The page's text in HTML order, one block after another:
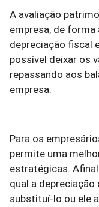
A avaliação
empresa, de
depreciação fiscal
possível deixar os
repassando aos
empresa.
Para os
permite uma
estratégicas.
qual a depreciação
substituí-lo ou ele